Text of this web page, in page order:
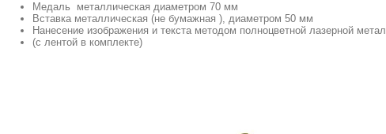
Медаль металлическая диаметром 70 мм
Вставка металлическая (не бумажная ), диаметром 50 мм
Нанесение изображения и текста методом полноцветной лазерной
(с лентой в комплекте)